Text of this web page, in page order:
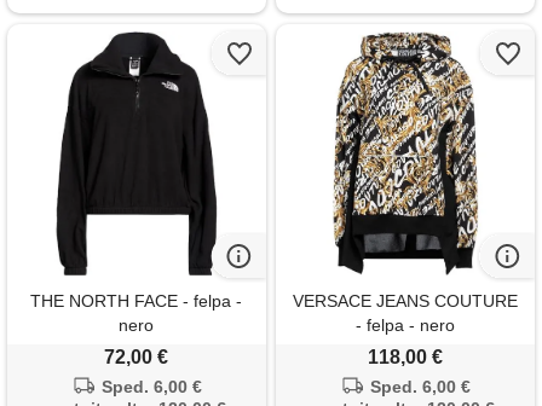
THE NORTH FACE - felpa -
nero
72,00 €
Sped. 6,00 €
VERSACE JEANS COUTURE
- felpa - nero
118,00 €
Sped. 6,00 €